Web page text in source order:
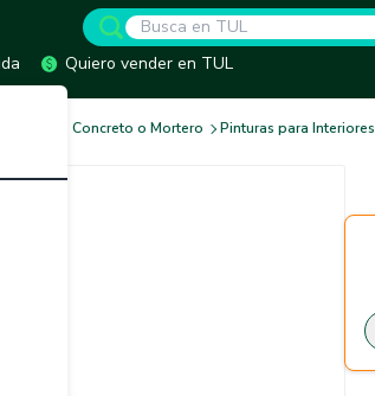
Quiero vender en TUL
Muros de Concreto o Mortero Pinturas para Interiores